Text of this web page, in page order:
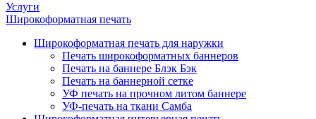
Услуги
Широкоформатная печать
Широкоформатная печать для наружки
Печать широкоформатных баннеров
Печать на баннере Блэк Бэк
Печать на баннерной сетке
УФ печать на прочном литом баннере
УФ-печать на ткани Самба